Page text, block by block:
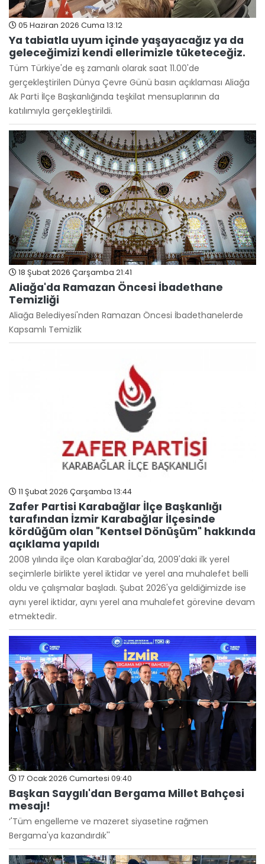
05 Haziran 2026 Cuma 13:12
Ya tabiatla uyum içinde yaşayacağız ya da
geleceğimizi kendi ellerimizle tüketeceğiz.
Tüm Türkiye'de eş zamanlı olarak saat 11.00'de
gerçekleştirilen Dünya Çevre Günü basın açıklaması Aliağa
Ak Parti İlçe Başkanlığında teşkilat mensuplarının da
katılımıyla gerçekleştirildi.
18 Şubat 2026 Çarşamba 21:41
Aliağa'da Ramazan Öncesi İbadethane
Temizliği
Aliağa Belediyesi'nden Ramazan Öncesi İbadethanelerde
Kapsamlı Temizlik
11 Şubat 2026 Çarşamba 13:44
Zafer Partisi Karabağlar İlçe Başkanlığı
tarafından İzmir Karabağlar İlçesinde
kördüğüm olan "Kentsel Dönüşüm" hakkında
açıklama yapıldı
2008 yılında ilçe olan Karabağlar'da, 2009'daki ilk yerel
seçimlerle birlikte yerel iktidar ve yerel ana muhalefet belli
oldu ve çalışmalar başladı. Şubat 2026'ya geldiğimizde ise
aynı yerel iktidar, aynı yerel ana muhalefet görevine devam
etmektedir.
17 Ocak 2026 Cumartesi 09:40
Başkan Saygılı'dan Bergama Millet Bahçesi
mesajı!
‘'Tüm engelleme ve mazeret siyasetine rağmen
Bergama'ya kazandırdık''